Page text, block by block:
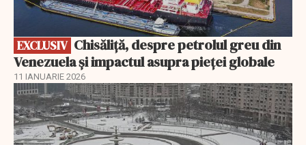
EXCLUSIV
Venezuela și impactul asupra pieței globale
11 IANUARIE 2026